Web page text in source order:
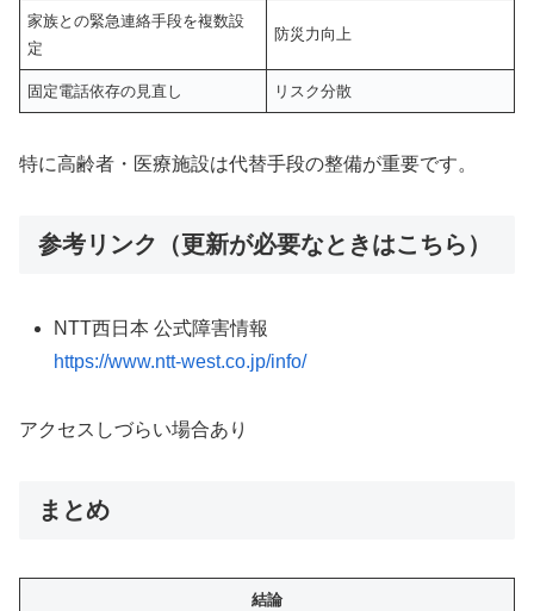
家族との緊急連絡手段を複数設
定
防災力向上
固定電話依存の見直し リスク分散
特に高齢者・医療施設は代替手段の整備が重要です。
参考リンク（更新が必要なときはこちら）
NTT西日本 公式障害情報
https://www.ntt-west.co.jp/info/
アクセスしづらい場合あり
まとめ
結論